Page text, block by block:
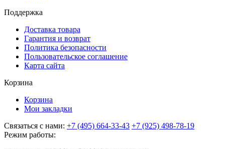
Поддержка
Доставка товара
Гарантия и возврат
Политика безопасности
Пользовательское соглашение
Карта сайта
Корзина
Корзина
Мои закладки
Связаться с нами: +7 (495) 664-33-43 +7 (925) 498-78-19
Режим работы: